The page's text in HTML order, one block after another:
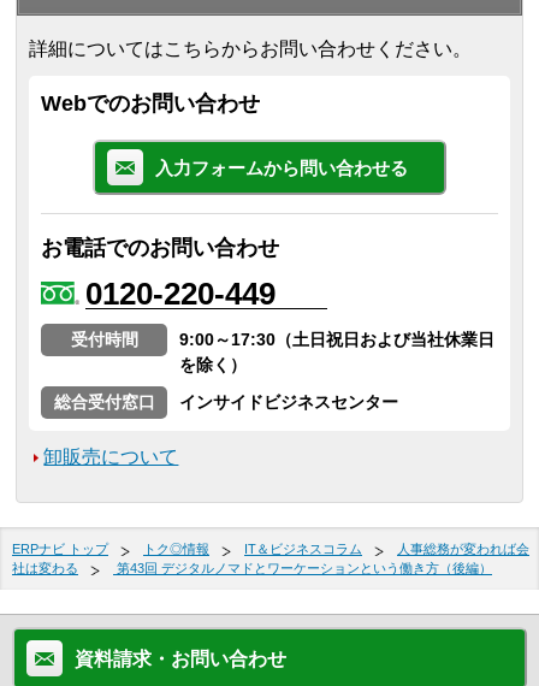
詳細についてはこちらからお問い合わせください。
Webでのお問い合わせ
入力フォームから問い合わせる
お電話でのお問い合わせ
0120-220-449
受付時間
9:00～17:30（土日祝日および当社休業日
を除く）
総合受付窓口
インサイドビジネスセンター
卸販売について
ERPナビ トップ トク◎情報 IT＆ビジネスコラム
人事総務が変われば会
社は変わる
第43回 デジタルノマドとワーケーションという働き方（後編）
資料請求・お問い合わせ